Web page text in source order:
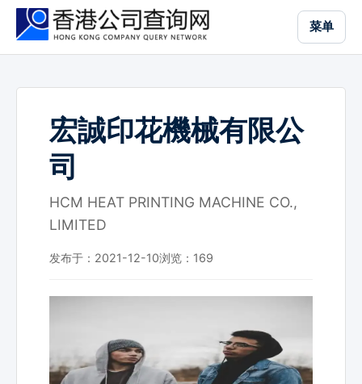
菜单
宏誠印花機械有限公
司
HCM HEAT PRINTING MACHINE CO.,
LIMITED
发布于：2021-12-10浏览： 169